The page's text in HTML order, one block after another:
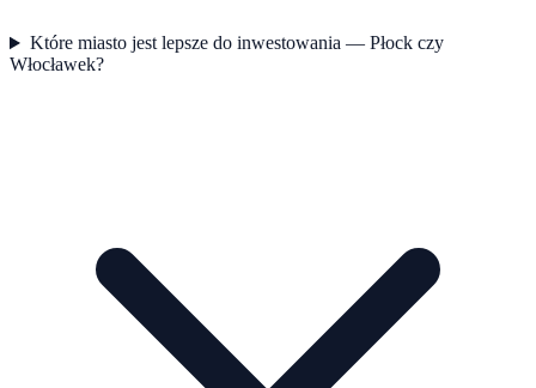
Które miasto jest lepsze do inwestowania — Płock czy
Włocławek?